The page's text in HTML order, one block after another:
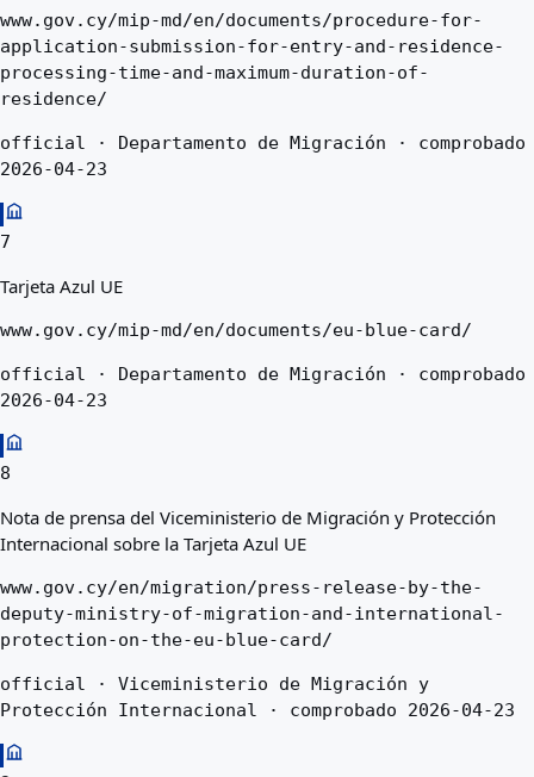
www.gov.cy/mip-md/en/documents/procedure-for-
application-submission-for-entry-and-residence-
processing-time-and-maximum-duration-of-
residence/
official · Departamento de Migración · comprobado
2026-04-23
7
Tarjeta Azul UE
www.gov.cy/mip-md/en/documents/eu-blue-card/
official · Departamento de Migración · comprobado
2026-04-23
8
Nota de prensa del Viceministerio de Migración y Protección
Internacional sobre la Tarjeta Azul UE
www.gov.cy/en/migration/press-release-by-the-
deputy-ministry-of-migration-and-international-
protection-on-the-eu-blue-card/
official · Viceministerio de Migración y
Protección Internacional · comprobado 2026-04-23